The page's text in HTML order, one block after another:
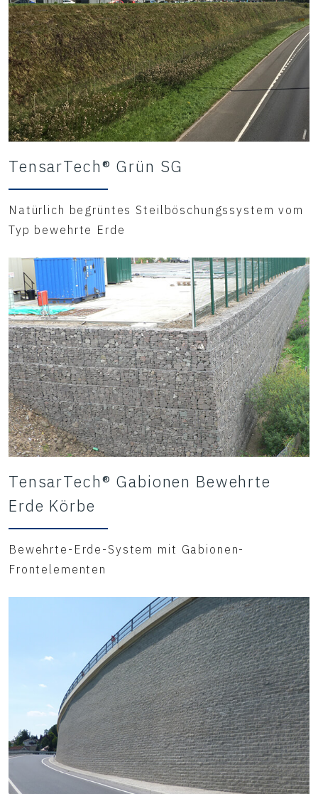
TensarTech® Grün SG
Natürlich begrüntes Steilböschungssystem vom
Typ bewehrte Erde
TensarTech® Gabionen Bewehrte
Erde Körbe
Bewehrte-Erde-System mit Gabionen-
Frontelementen